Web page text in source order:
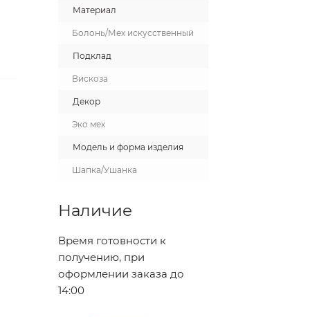
Материал
Болонь/Мех искусственный
Подклад
Вискоза
Декор
Эко мех
Модель и форма изделия
Шапка/Ушанка
Наличие
Время готовности к
получению, при
оформлении заказа до
14:00